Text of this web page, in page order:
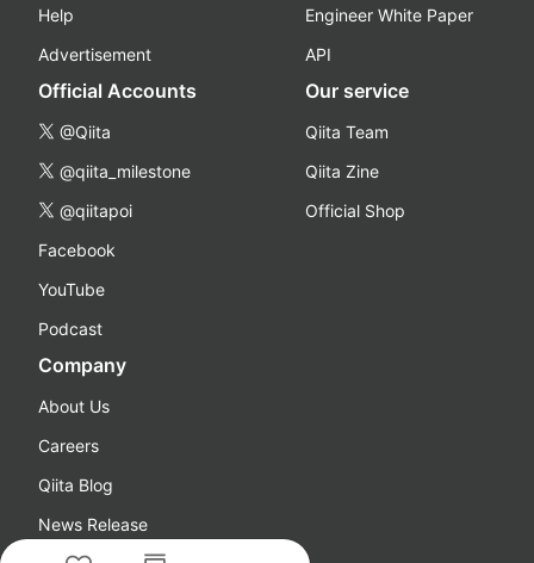
Help
Advertisement
Engineer White Paper
API
Official Accounts
@Qiita
@qiita_milestone
@qiitapoi
Facebook
YouTube
Podcast
Our service
Qiita Team
Qiita Zine
Official Shop
Company
About Us
Careers
Qiita Blog
News Release